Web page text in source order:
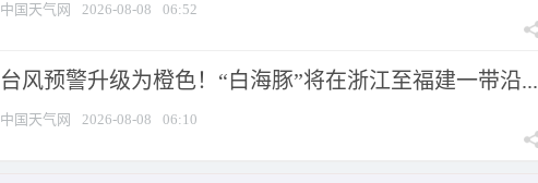
中国天气网 2026-08-08 06:52
台风预警升级为橙色！“白海豚”将在浙江至福建一带沿...
中国天气网 2026-08-08 06:10